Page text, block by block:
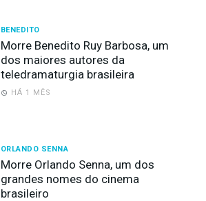
BENEDITO
Morre Benedito Ruy Barbosa, um
dos maiores autores da
teledramaturgia brasileira
HÁ 1 MÊS
ORLANDO SENNA
Morre Orlando Senna, um dos
grandes nomes do cinema
brasileiro